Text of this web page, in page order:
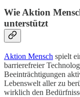
Wie Aktion
unterstützt
Aktion Mensch spielt
barrierefreier
Beeinträchtigungen
Lebenswelt aller zu
wirklich den